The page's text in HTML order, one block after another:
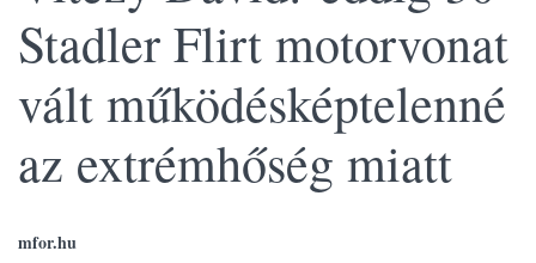
Stadler Flirt motorvonat
vált működésképtelenné
az extrémhőség miatt
mfor.hu